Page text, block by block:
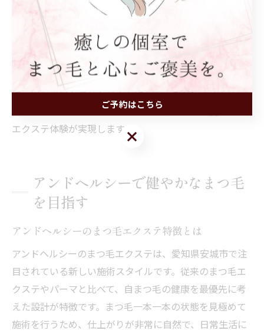
ちも良く、地まつ毛への負担も最小限に抑えられます。
施術前には「どのくらいの本数が自分に合うか」「どの
位置にボリュームを出したいか」など、スタッフに相談
することが大切です。初めての方や本数選びに迷う方
は、事前カウンセリングで希望をしっかり伝えましょ
う。そうすることで、理想の目元に近づく満足度の高い
エクステ体験が実現します。
アンドヘルシーで健やかなまつ毛
を目指す
アンドヘルシーのまつ毛エクステ特徴とは
アンドヘルシーのまつ毛エクステは、愛知県安城市で注
目されている新しい施術スタイルです。従来のまつ毛エ
クステやパーマと比べて、自まつ毛の健康を最優先に考
えた設計が特徴です。まつ毛一本一本の状態を見極めて
施術を行うため、仕上がりが非常に自然で、日常生活に
ご予約はこちら
ご予約はこちら